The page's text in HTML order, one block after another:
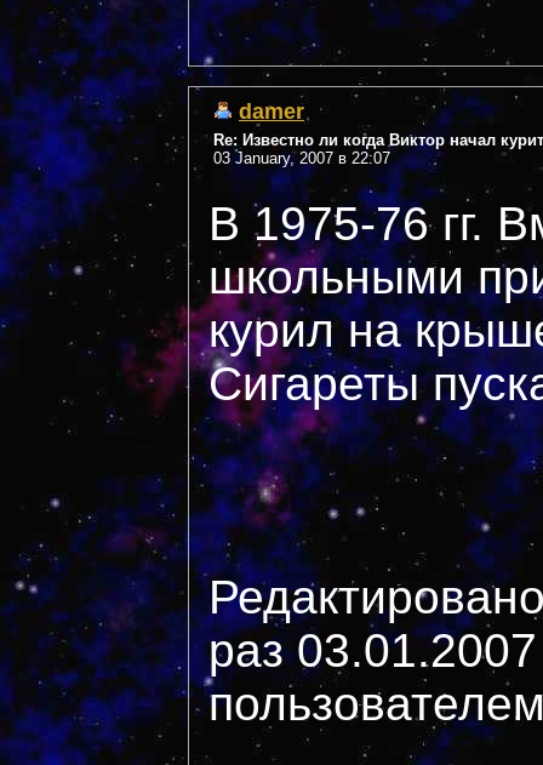
damer
Re: Известно ли когда Виктор начал
03 January, 2007 в 22:07
В 1975-76 гг.
школьными
курил на
Сигареты
раз